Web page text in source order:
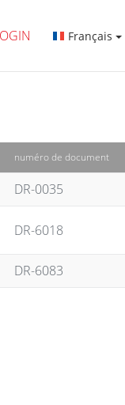
Français
numéro de document
DR-0035
DR-6018
DR-6083